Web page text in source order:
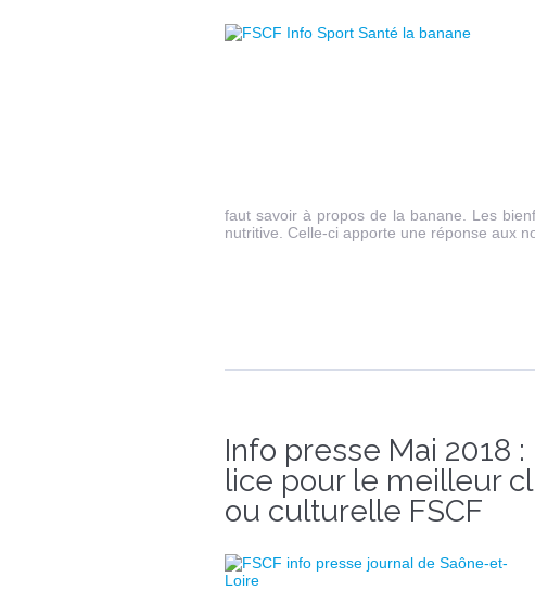
faut savoir à propos de la banane. Les
nutritive. Celle-ci apporte une réponse aux
Info presse Mai 2018
lice pour le meilleur
ou culturelle FSCF